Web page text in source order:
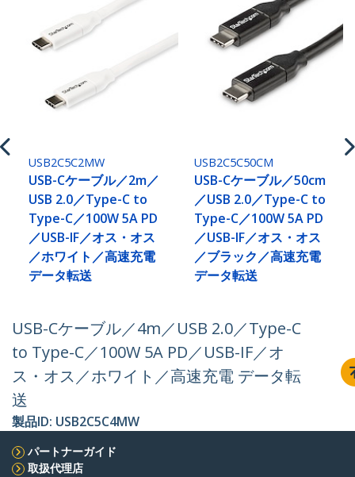
USB2C5C2MW
USB-Cケーブル／2m／
USB 2.0／Type-C to
Type-C／100W 5A PD
／USB-IF／オス・オス
／ホワイト／高速充電
データ転送
USB2C5C50CM
USB-Cケーブル／50cm
／USB 2.0／Type-C to
Type-C／100W 5A PD
／USB-IF／オス・オス
／ブラック／高速充電
データ転送
USB-Cケーブル／4m／USB 2.0／Type-C
to Type-C／100W 5A PD／USB-IF／オ
ス・オス／ホワイト／高速充電 データ転
送
製品ID: USB2C5C4MW
パートナーガイド
取扱代理店